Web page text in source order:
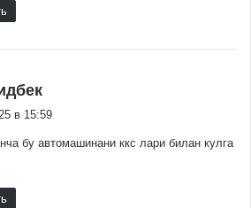
в 15:59
бу автомашинани ккс лари билан кулга